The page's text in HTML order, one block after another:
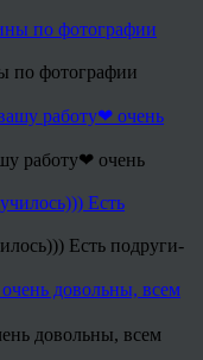
по фотографии
работу❤ очень
Есть подруги-
довольны, всем